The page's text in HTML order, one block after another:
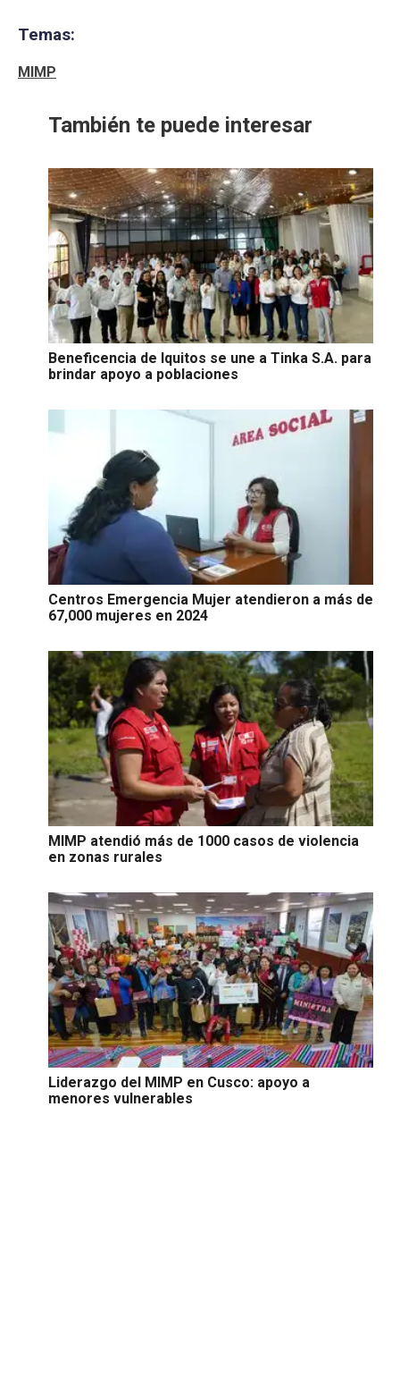
Temas:
MIMP
También te puede interesar
Beneficencia de Iquitos se une a Tinka S.A. para
brindar apoyo a poblaciones
Centros Emergencia Mujer atendieron a más de
67,000 mujeres en 2024
MIMP atendió más de 1000 casos de violencia
en zonas rurales
Liderazgo del MIMP en Cusco: apoyo a
menores vulnerables